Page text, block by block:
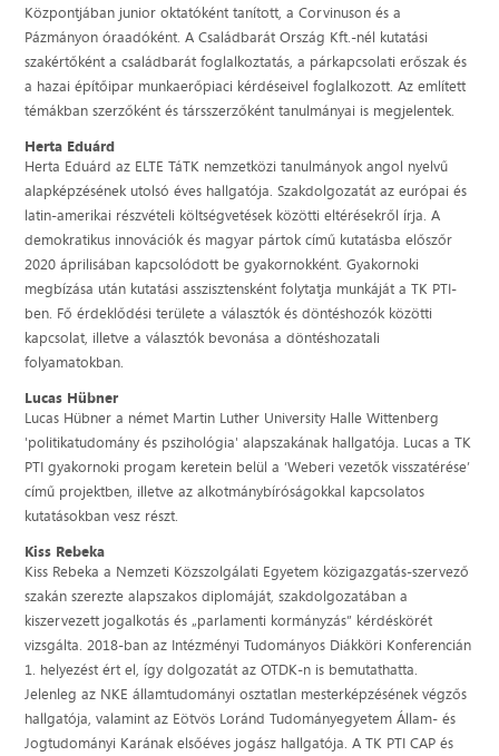
Központjában junior oktatóként tanított, a Corvinuson és a
Pázmányon óraadóként. A Családbarát Ország Kft.-nél kutatási
szakértőként a családbarát foglalkoztatás, a párkapcsolati erőszak és
a hazai építőipar munkaerőpiaci kérdéseivel foglalkozott. Az említett
témákban szerzőként és társszerzőként tanulmányai is megjelentek.
Herta Eduárd
Herta Eduárd az ELTE TáTK nemzetközi tanulmányok angol nyelvű
alapképzésének utolsó éves hallgatója. Szakdolgozatát az európai és
latin-amerikai részvételi költségvetések közötti eltérésekről írja. A
demokratikus innovációk és magyar pártok című kutatásba előszőr
2020 áprilisában kapcsolódott be gyakornokként. Gyakornoki
megbízása után kutatási asszisztensként folytatja munkáját a TK PTI-
ben. Fő érdeklődési területe a választók és döntéshozók közötti
kapcsolat, illetve a választók bevonása a döntéshozatali
folyamatokban.
Lucas Hübner
Lucas Hübner a német Martin Luther University Halle Wittenberg
'politikatudomány és pszihológia' alapszakának hallgatója. Lucas a TK
PTI gyakornoki progam keretein belül a ‘Weberi vezetők visszatérése’
című projektben, illetve az alkotmánybíróságokkal kapcsolatos
kutatásokban vesz részt.
Kiss Rebeka
Kiss Rebeka a Nemzeti Közszolgálati Egyetem közigazgatás-szervező
szakán szerezte alapszakos diplomáját, szakdolgozatában a
kiszervezett jogalkotás és „parlamenti kormányzás” kérdéskörét
vizsgálta. 2018-ban az Intézményi Tudományos Diákköri Konferencián
1. helyezést ért el, így dolgozatát az OTDK-n is bemutathatta.
Jelenleg az NKE államtudományi osztatlan mesterképzésének végzős
hallgatója, valamint az Eötvös Loránd Tudományegyetem Állam- és
Jogtudományi Karának elsőéves jogász hallgatója. A TK PTI CAP és